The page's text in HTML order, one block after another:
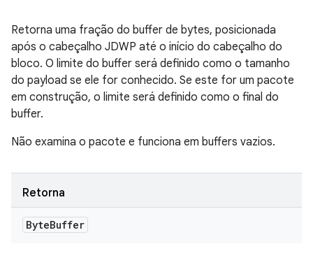
Retorna uma fração do buffer de bytes, posicionada
após o cabeçalho JDWP até o início do cabeçalho do
bloco. O limite do buffer será definido como o tamanho
do payload se ele for conhecido. Se este for um pacote
em construção, o limite será definido como o final do
buffer.
Não examina o pacote e funciona em buffers vazios.
Retorna
ByteBuffer